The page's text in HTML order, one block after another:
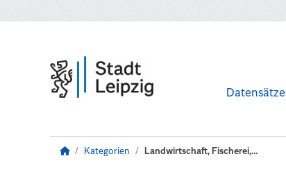
Datensätze
Kategorien Landwirtschaft, Fischerei,...